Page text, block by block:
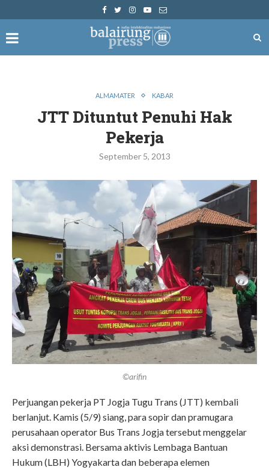
ALMAMATER KABAR
JTT Dituntut Penuhi Hak
Pekerja
September 5, 2013
©arifin
Perjuangan pekerja PT Jogja Tugu Trans (JTT) kembali
berlanjut. Kamis (5/9) siang, para sopir dan pramugara
perusahaan operator Bus Trans Jogja tersebut menggelar
aksi demonstrasi. Bersama aktivis Lembaga Bantuan
Hukum (LBH) Yogyakarta dan beberapa elemen